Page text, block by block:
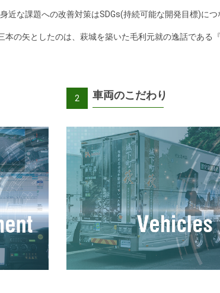
近な課題への改善対策はSDGs(持続可能な開発目標)に
本の矢としたのは、萩城を築いた毛利元就の逸話である『
2 車両のこだわり